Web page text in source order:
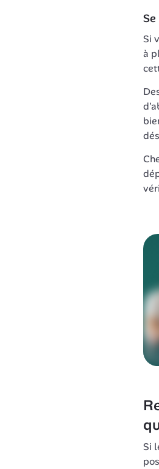
Si
à
Si